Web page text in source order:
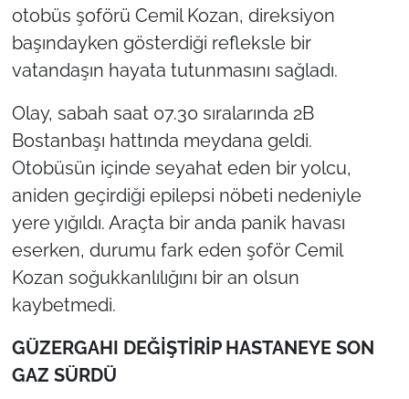
otobüs şoförü Cemil Kozan, direksiyon
başındayken gösterdiği refleksle bir
vatandaşın hayata tutunmasını sağladı.
Olay, sabah saat 07.30 sıralarında 2B
Bostanbaşı hattında meydana geldi.
Otobüsün içinde seyahat eden bir yolcu,
aniden geçirdiği epilepsi nöbeti nedeniyle
yere yığıldı. Araçta bir anda panik havası
eserken, durumu fark eden şoför Cemil
Kozan soğukkanlılığını bir an olsun
kaybetmedi.
GÜZERGAHI DEĞİŞTİRİP HASTANEYE SON
GAZ SÜRDÜ